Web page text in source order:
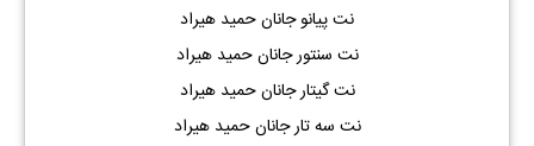
نت پیانو جانان حمید هیراد
نت سنتور جانان حمید هیراد
نت گیتار جانان حمید هیراد
نت سه تار جانان حمید هیراد